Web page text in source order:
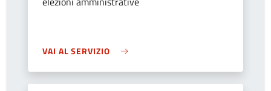
VAI AL SERVIZIO